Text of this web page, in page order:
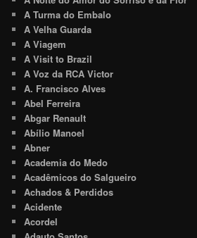
A Turma do Embalo
A Velha Guarda
A Viagem
A Visit to Brazil
A Voz da RCA Victor
A. Francisco Alves
Abel Ferreira
Abgar Renault
Abílio Manoel
Abner
Academia do Medo
Acadêmicos do Salgueiro
Achados & Perdidos
Acidente
Acordel